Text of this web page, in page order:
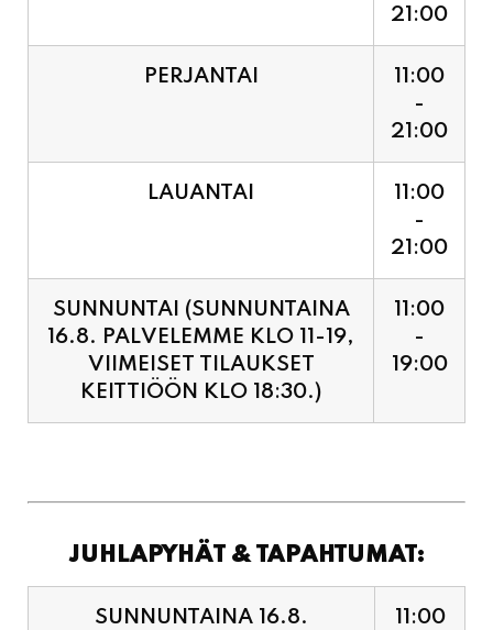
21:00
PERJANTAI
11:00
-
21:00
LAUANTAI
11:00
-
21:00
SUNNUNTAI (SUNNUNTAINA
16.8. PALVELEMME KLO 11-19,
VIIMEISET TILAUKSET
KEITTIÖÖN KLO 18:30.)
11:00
-
19:00
JUHLAPYHÄT & TAPAHTUMAT:
SUNNUNTAINA 16.8.
11:00